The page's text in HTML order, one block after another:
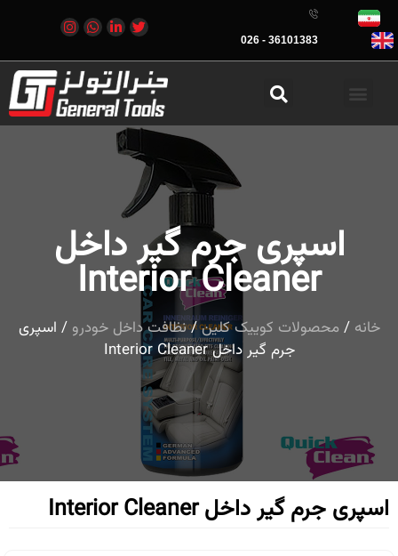
36101383 - 026
اسپری جرم گیر داخل
Interior Cleaner
خانه / محصولات کوییک کلین/نظافت داخل خودرو / اسپری
جرم گیر داخل Interior Cleaner
اسپری جرم گیر داخل Interior Cleaner